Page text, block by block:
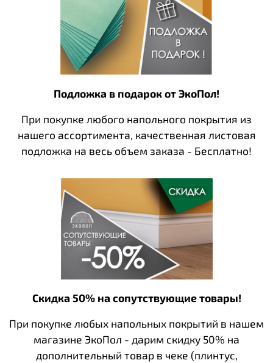
Подложка в подарок от ЭкоПол!
При покупке любого напольного покрытия из
нашего ассортимента, качественная листовая
подложка на весь объем заказа - Бесплатно!
Скидка 50% на сопутствующие товары!
При покупке любых напольных покрытий в нашем
магазине ЭкоПол - дарим скидку 50% на
дополнительный товар в чеке (плинтус,